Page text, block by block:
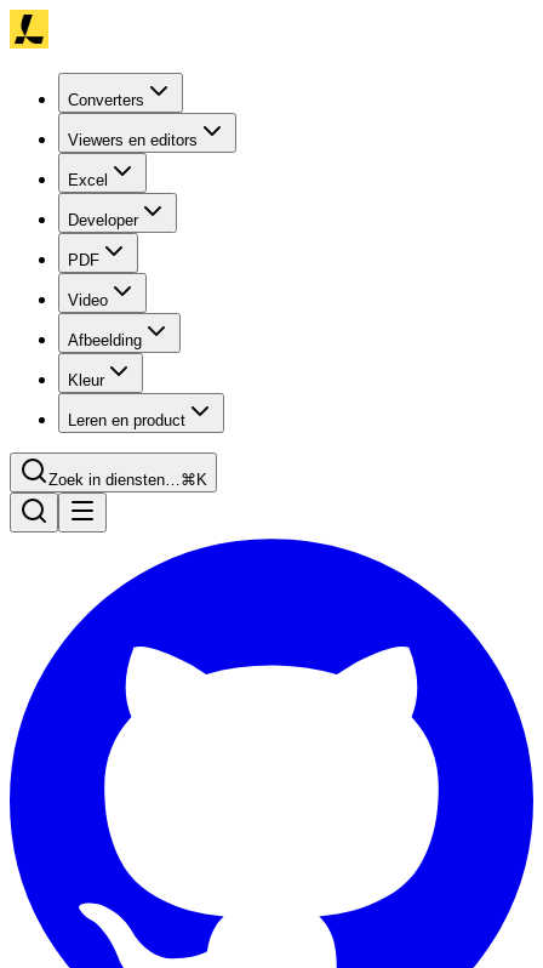
Converters
Viewers en editors
Excel
Developer
PDF
Video
Afbeelding
Kleur
Leren en product
Zoek in diensten…⌘K